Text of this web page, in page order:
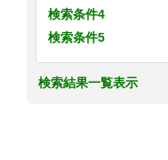
検索条件4
検索条件5
検索結果一覧表示